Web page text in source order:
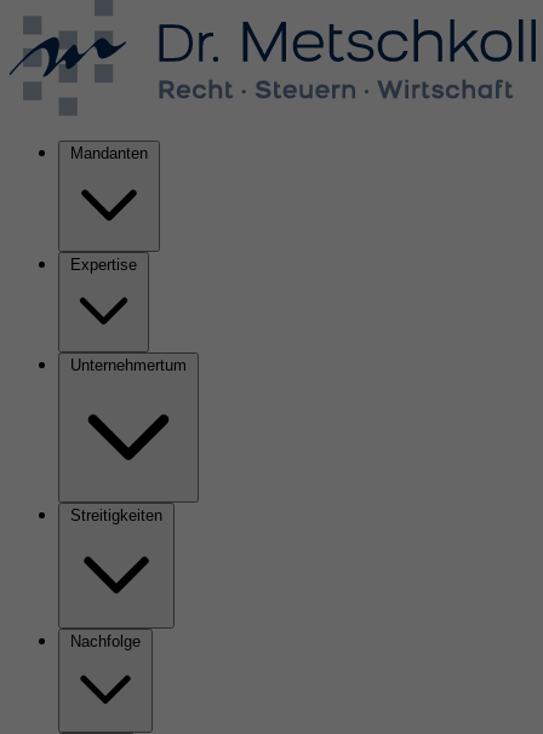
Mandanten
Expertise
Unternehmertum
Streitigkeiten
Nachfolge